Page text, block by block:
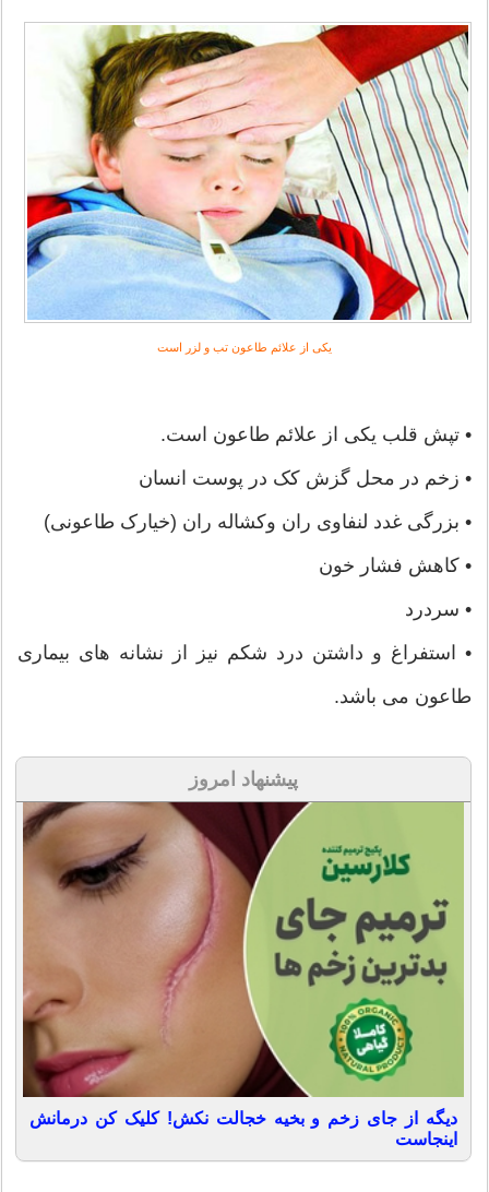
یکی از علائم طاعون تب و لزر است
• تپش قلب یکی از علائم طاعون است.
• زخم در محل گزش کک در پوست انسان
• بزرگی غدد لنفاوی ران وکشاله ران (خیارک طاعونی)
• کاهش فشار خون
• سردرد
• استفراغ و داشتن درد شکم نیز از نشانه های بیماری
طاعون می باشد.
پیشنهاد امروز
دیگه از جای زخم و بخیه خجالت نکش! کلیک کن درمانش
اینجاست